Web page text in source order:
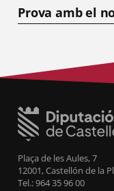
Prova amb el
Plaça de les Aules, 7
12001, Castellón de la
Tel.: 964 35 96 00